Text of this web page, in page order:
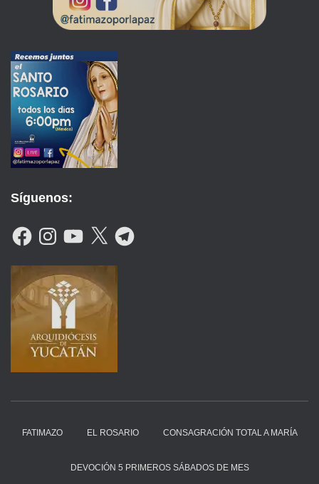
Síguenos:
F
A
B
K
N
A
G
R
M
Y
O
U
B
E
X
T
E
G
FATIMAZO EL ROSARIO CONSAGRACIÓN TOTAL A MARÍA
DEVOCIÓN 5 PRIMEROS SÁBADOS DE MES